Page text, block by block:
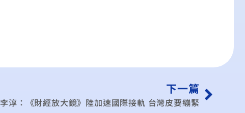
下一篇
李淳：《財經放大鏡》陸加速國際接軌 台灣皮要繃緊